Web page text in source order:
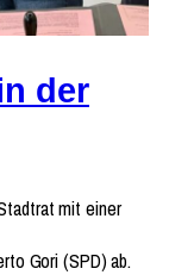
der
mit einer
Gori (SPD) ab.